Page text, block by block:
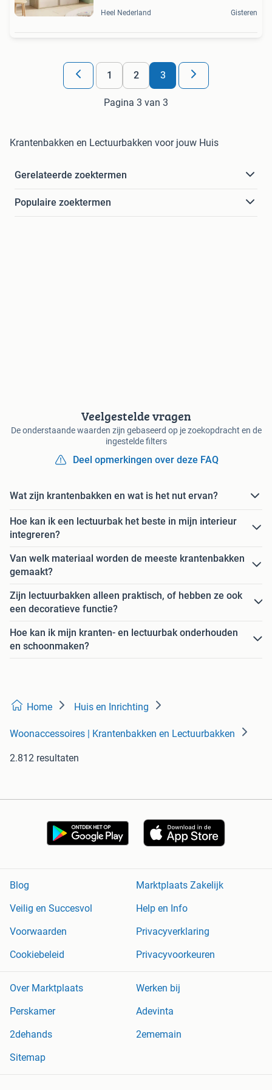
Heel Nederland Gisteren
1 2 3
Pagina 3 van 3
Krantenbakken en Lectuurbakken voor jouw Huis
Gerelateerde zoektermen
Populaire zoektermen
Veelgestelde vragen
De onderstaande waarden zijn gebaseerd op je zoekopdracht en de
ingestelde filters
Deel opmerkingen over deze FAQ
Wat zijn krantenbakken en wat is het nut ervan?
Hoe kan ik een lectuurbak het beste in mijn interieur
integreren?
Van welk materiaal worden de meeste krantenbakken
gemaakt?
Zijn lectuurbakken alleen praktisch, of hebben ze ook
een decoratieve functie?
Hoe kan ik mijn kranten- en lectuurbak onderhouden
en schoonmaken?
Home Huis en Inrichting
Woonaccessoires | Krantenbakken en Lectuurbakken
2.812 resultaten
Blog
Marktplaats Zakelijk
Veilig en Succesvol
Help en Info
Voorwaarden
Privacyverklaring
Cookiebeleid
Privacyvoorkeuren
Over Marktplaats
Werken bij
Perskamer
Adevinta
2dehands
2ememain
Sitemap